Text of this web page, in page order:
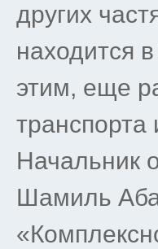
других
находится
этим, еще
транспорта
Начальник
Шамиль